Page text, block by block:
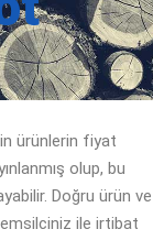
ürünlerin fiyat
olup, bu
Doğru ürün ve
ile irtibat